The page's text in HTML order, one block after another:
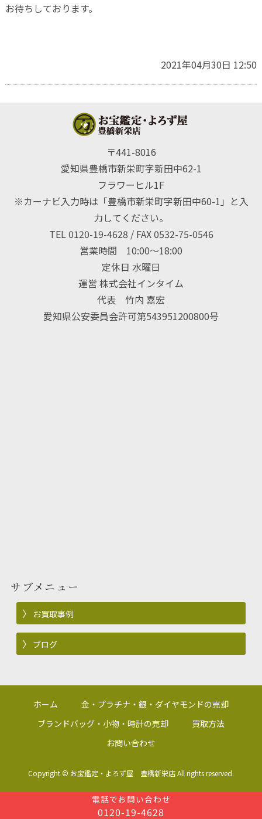
お待ちしております。
2021年04月30日 12:50
〒441-8016
愛知県豊橋市新栄町字新田中62-1
フラワーヒル1F
※カーナビ入力時は「豊橋市新栄町字新田中60-1」と入
力してください。
TEL 0120-19-4628 / FAX 0532-75-0546
営業時間 10:00〜18:00
定休日 水曜日
運営 株式会社インタイム
代表 竹内 嘉宏
愛知県公安委員会許可第543951200800号
電話でお問い合わせ
0120-19-4628
サブメニュー
お買取事例
ブログ
ホーム
金・プラチナ・銀・ダイヤモンドの売却
ブランドバッグ・小物・時計の売却
買取方法
お問い合わせ
Copyright © お宝鑑定・よろず屋 豊橋新栄店All rights reserved.